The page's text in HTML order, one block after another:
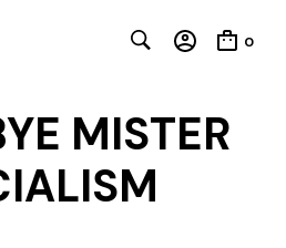
0
MISTER